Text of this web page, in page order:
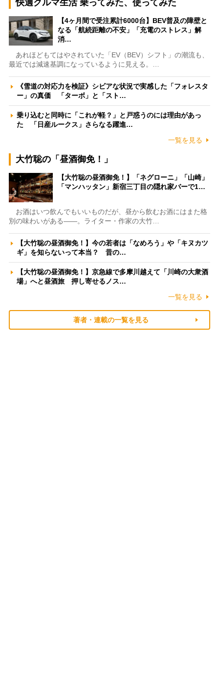
快適クルマ生活 乗ってみた、使ってみた
【4ヶ月間で受注累計6000台】BEV普及の障壁と
なる「航続距離の不安」「充電のストレス」解
消…
あれほどもてはやされていた「EV（BEV）シフト」の潮流も、
最近では減速基調になっているように見える。…
《雪道の対応力を検証》シビアな状況で実感した「フォレスタ
ー」の真価 「ターボ」と「スト…
乗り込むと同時に「これが軽？」と戸惑うのには理由があっ
た 「日産ルークス」さらなる躍進…
一覧を見る
大竹聡の「昼酒御免！」
【大竹聡の昼酒御免！】「ネグローニ」「山崎」
「マンハッタン」新宿三丁目の隠れ家バーで1…
お酒はいつ飲んでもいいものだが、昼から飲むお酒にはまた格
別の味わいがある――。ライター・作家の大竹…
【大竹聡の昼酒御免！】今の若者は「なめろう」や「キヌカツ
ギ」を知らないって本当？ 昔の…
【大竹聡の昼酒御免！】京急線で多摩川越えて「川崎の大衆酒
場」へと昼酒旅 押し寄せるノス…
一覧を見る
著者・連載の一覧を見る